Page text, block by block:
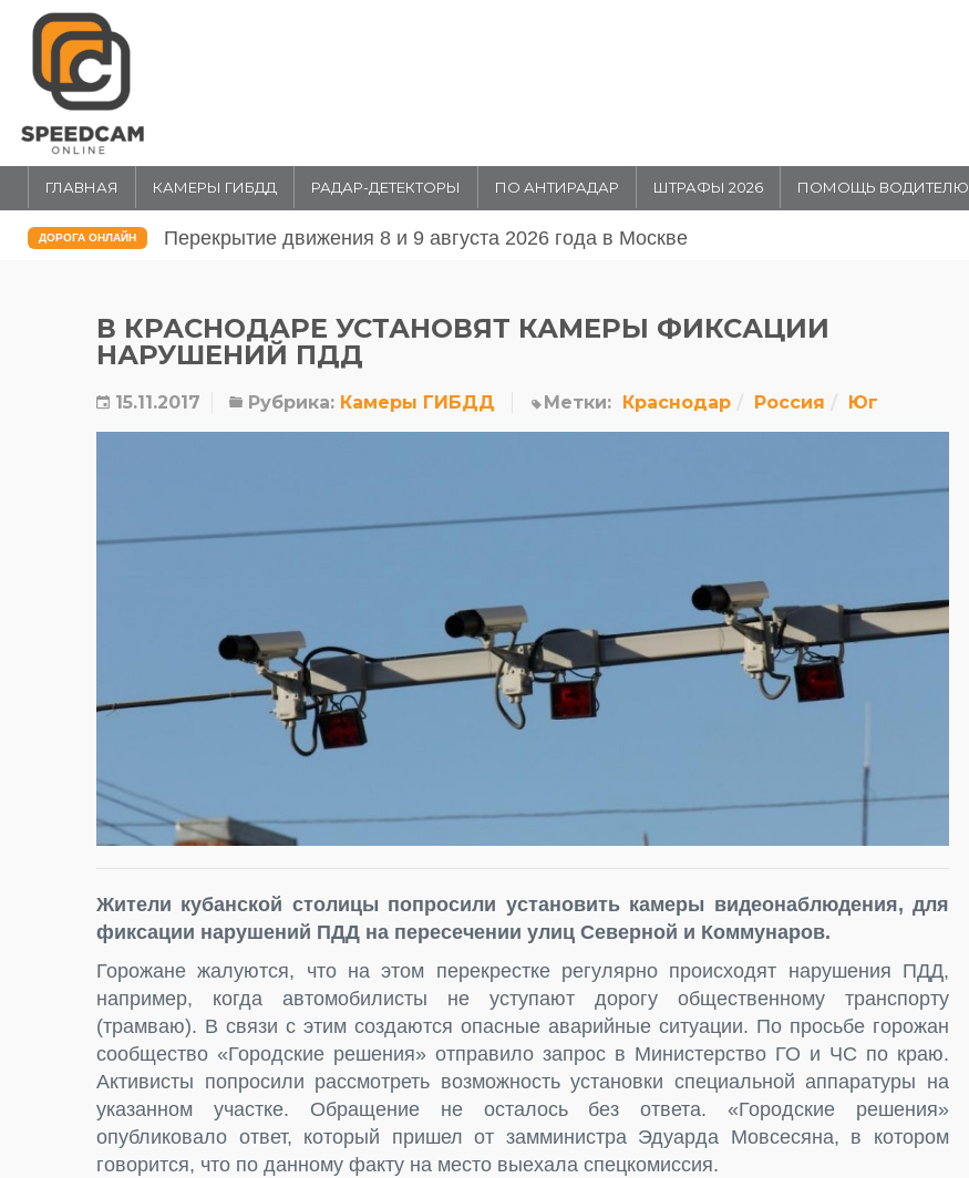
ГЛАВНАЯ КАМЕРЫ ГИБДД РАДАР-ДЕТЕКТОРЫ ПО АНТИРАДАР ШТРАФЫ 2026 ПОМОЩЬ ВОДИТЕЛЮ
ДОРОГА ОНЛАЙН
движения 8 и 9 августа 2026 года в Москве Перекрытие движения 31 июля и 1 августа 20026 года
В КРАСНОДАРЕ УСТАНОВЯТ КАМЕРЫ ФИКСАЦИИ
НАРУШЕНИЙ ПДД
15.11.2017 Рубрика: Камеры ГИБДД Метки: Краснодар Россия Юг
Жители кубанской столицы попросили установить камеры видеонаблюдения, для
фиксации нарушений ПДД на пересечении улиц Северной и Коммунаров.
Горожане жалуются, что на этом перекрестке регулярно происходят нарушения ПДД,
например, когда автомобилисты не уступают дорогу общественному транспорту
(трамваю). В связи с этим создаются опасные аварийные ситуации. По просьбе горожан
сообщество «Городские решения» отправило запрос в Министерство ГО и ЧС по краю.
Активисты попросили рассмотреть возможность установки специальной аппаратуры на
указанном участке. Обращение не осталось без ответа. «Городские решения»
опубликовало ответ, который пришел от замминистра Эдуарда Мовсесяна, в котором
говорится, что по данному факту на место выехала спецкомиссия.